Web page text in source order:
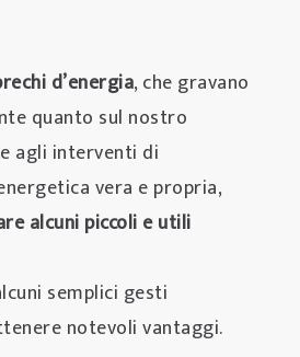
d’energia, che gravano
quanto sul nostro
agli interventi di
vera e propria,
alcuni piccoli e utili
semplici gesti
notevoli vantaggi.